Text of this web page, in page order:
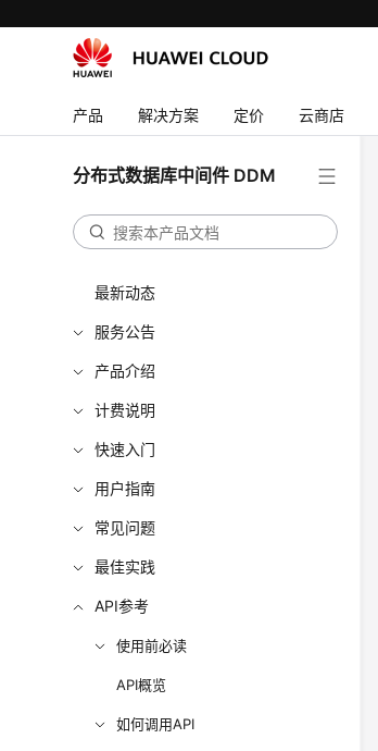
产品 解决方案 定价 云商店
分布式数据库中间件 DDM
最新动态
服务公告
产品介绍
计费说明
快速入门
用户指南
常见问题
最佳实践
API参考
使用前必读
API概览
如何调用API